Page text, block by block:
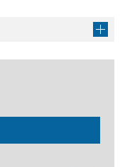
Obtener artículo